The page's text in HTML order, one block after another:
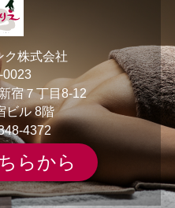
ク株式会社
0023
宿７丁目8-12
ビル 8階
4372
らから